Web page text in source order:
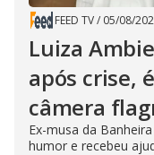
FEED TV/ 05/08/
Luiza
após crise,
câmera
Ex-musa da
humor e recebeu